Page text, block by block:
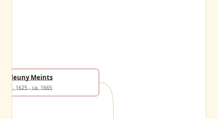
Pleuny Meints
ca. 1625 - ca. 1665